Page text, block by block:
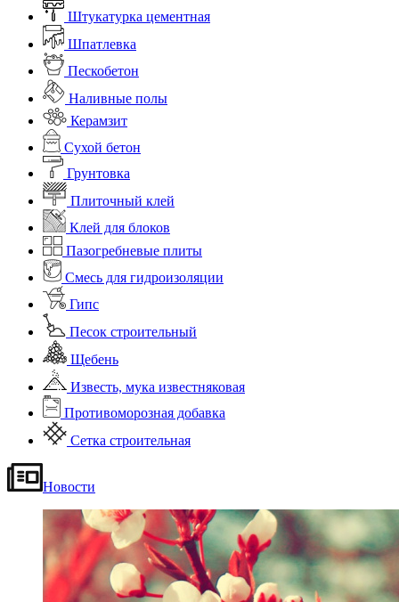
Штукатурка цементная
Шпатлевка
Пескобетон
Наливные полы
Керамзит
Сухой бетон
Грунтовка
Плиточный клей
Клей для блоков
Пазогребневые плиты
Смесь для гидроизоляции
Гипс
Песок строительный
Щебень
Известь, мука известняковая
Противоморозная добавка
Сетка строительная
Новости